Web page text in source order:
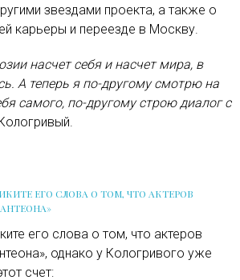
звездами проекта, а также о
карьеры и переезде в Москву.
насчет себя и насчет мира, в
А теперь я по-другому смотрю на
самого, по-другому строю диалог с
ЕГО СЛОВА О ТОМ, ЧТО АКТЕРОВ
его слова о том, что актеров
однако у Кологривого уже
счет: